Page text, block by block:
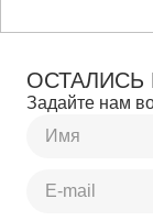
Задайте нам